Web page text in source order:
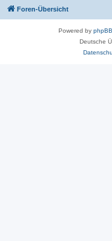
Foren-Übersicht
Powered by phpBB
Deutsche